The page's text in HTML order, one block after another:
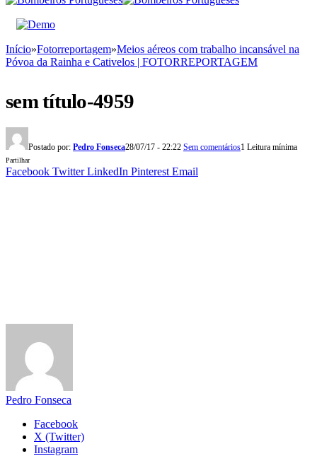
Início»Fotorreportagem»Meios aéreos com trabalho incansável na
Póvoa da Rainha e Cativelos | FOTORREPORTAGEM
sem título-4959
Postado por: Pedro Fonseca28/07/17 - 22:22 Sem comentários1 Leitura mínima
Partilhar
Facebook Twitter LinkedIn Pinterest Email
Pedro Fonseca
Facebook
X (Twitter)
Instagram